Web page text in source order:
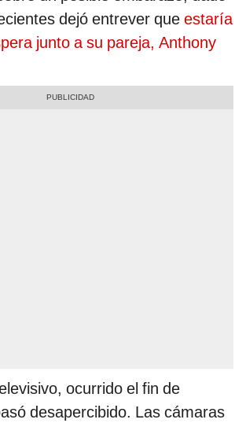
dejó entrever que estaría
junto a su pareja, Anthony
ocurrido el fin de
desapercibido. Las cámaras